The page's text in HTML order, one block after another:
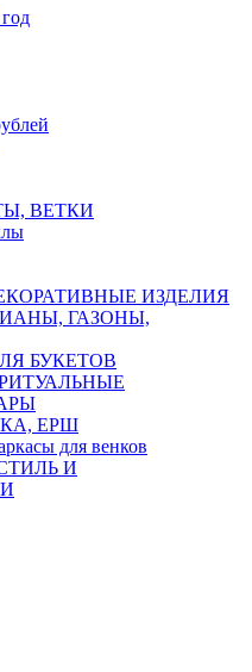
ВЕТКИ
ИЗДЕЛИЯ
ГАЗОНЫ,
БУКЕТОВ
ЕРШ
для венков
И